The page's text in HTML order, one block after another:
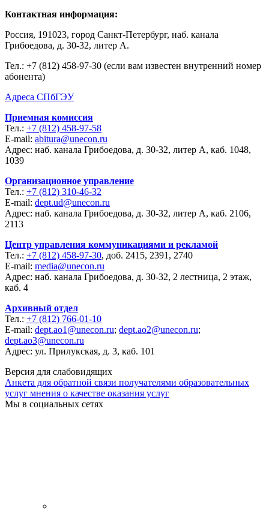
Контактная информация:
Россия, 191023, город Санкт-Петербург, наб. канала
Грибоедова, д. 30-32, литер А.
Тел.: +7 (812) 458-97-30 (если вам известен внутренний номер
абонента)
Адреса СПбГЭУ
Приемная комиссия
Тел.: +7 (812) 458-97-58
E-mail: abitura@unecon.ru
Адрес: наб. канала Грибоедова, д. 30-32, литер А, каб. 1048,
1039
Организационное управление
Тел.: +7 (812) 310-46-32
E-mail: dept.ud@unecon.ru
Адрес: наб. канала Грибоедова, д. 30-32, литер А, каб. 2106,
2113
Центр управления коммуникациями и рекламой
Тел.: +7 (812) 458-97-30, доб. 2415, 2391, 2740
E-mail: media@unecon.ru
Адрес: наб. канала Грибоедова, д. 30-32, 2 лестница, 2 этаж,
каб. 4
Архивный отдел
Тел.: +7 (812) 766-01-10
E-mail: dept.ao1@unecon.ru; dept.ao2@unecon.ru;
dept.ao3@unecon.ru
Адрес: ул. Прилукская, д. 3, каб. 101
Версия для слабовидящих
Анкета для обратной связи получателями образовательных
услуг мнения о качестве оказания услуг
Мы в социальных сетях